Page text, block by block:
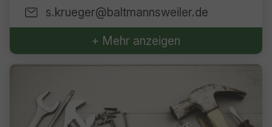
s.krueger@baltmannsweiler.de
+ Mehr anzeigen